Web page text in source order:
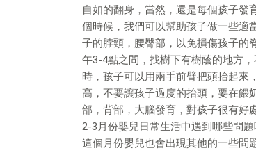
自如的翻身，當然，還是每個孩子發
個時候，我們可以幫助孩子做一些適
子的脖頸，腰臀部，以免損傷孩子的
午3-4點之間，找樹下有樹蔭的地方
時，孩子可以用兩手前臂把頭抬起來
高，不要讓孩子過度的抬頭，要在餵
部，背部，大腦發育，對孩子很有好處
2-3月份嬰兒日常生活中遇到哪些問題
這個月份嬰兒也會出現其他的一些問題